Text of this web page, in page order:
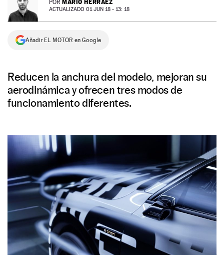
NEWSLETTER
SÍGUENOS
POR MARIO HERRÁEZ
ACTUALIZADO 01 JUN 18 - 13: 18
Añadir EL MOTOR en Google
Reducen la anchura del modelo, mejoran su
aerodinámica y ofrecen tres modos de
funcionamiento diferentes.